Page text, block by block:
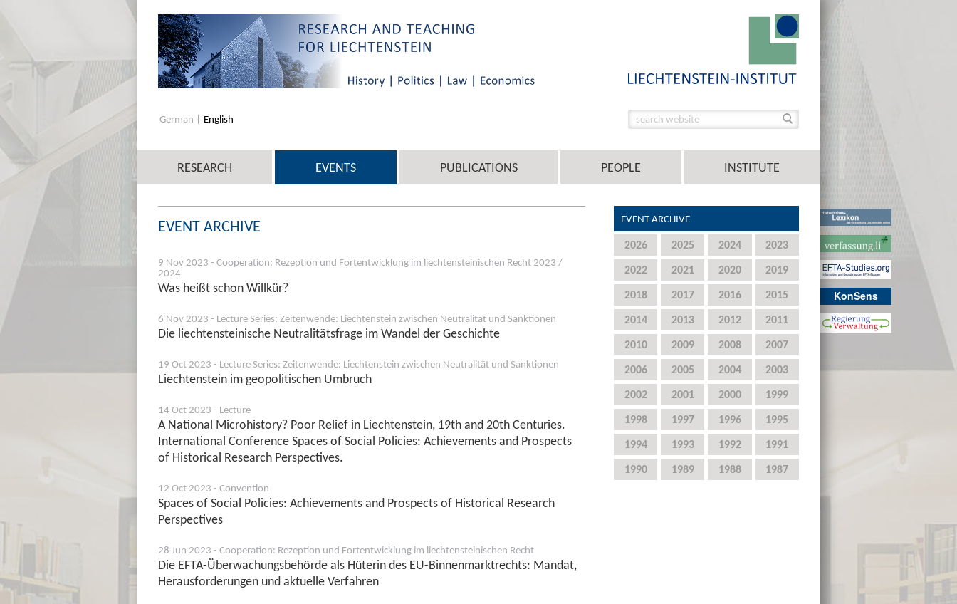
KonSens
German English
RESEARCH EVENTS PUBLICATIONS PEOPLE INSTITUTE
EVENT ARCHIVE
9 Nov 2023 - Cooperation: Rezeption und Fortentwicklung im liechtensteinischen Recht 2023 /
2024
Was heißt schon Willkür?
6 Nov 2023 - Lecture Series: Zeitenwende: Liechtenstein zwischen Neutralität und Sanktionen
Die liechtensteinische Neutralitätsfrage im Wandel der Geschichte
19 Oct 2023 - Lecture Series: Zeitenwende: Liechtenstein zwischen Neutralität und Sanktionen
Liechtenstein im geopolitischen Umbruch
14 Oct 2023 - Lecture
A National Microhistory? Poor Relief in Liechtenstein, 19th and 20th Centuries.
International Conference Spaces of Social Policies: Achievements and Prospects
of Historical Research Perspectives.
12 Oct 2023 - Convention
Spaces of Social Policies: Achievements and Prospects of Historical Research
Perspectives
28 Jun 2023 - Cooperation: Rezeption und Fortentwicklung im liechtensteinischen Recht
Die EFTA-Überwachungsbehörde als Hüterin des EU-Binnenmarktrechts: Mandat,
Herausforderungen und aktuelle Verfahren
EVENT ARCHIVE
2026 2025 2024
2023
2022
2021 2020
2019
2018
2017 2016
2015
2014
2013 2012
2011
2010
2009 2008
2007
2006
2005 2004
2003
2002
2001 2000
1999
1998
1997 1996
1995
1994
1993 1992
1991
1990
1989 1988 1987